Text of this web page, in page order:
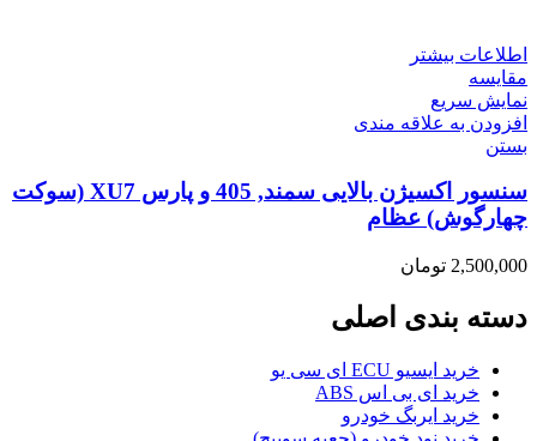
اطلاعات بیشتر
مقایسه
نمایش سریع
افزودن به علاقه مندی
بستن
سنسور اکسیژن بالایی سمند, 405 و پارس XU7 (سوکت
چهارگوش) عظام
2,500,000 تومان
دسته بندی اصلی
خرید ایسیو ECU ای سی یو
خرید ای بی اس ABS
خرید ایربگ خودرو